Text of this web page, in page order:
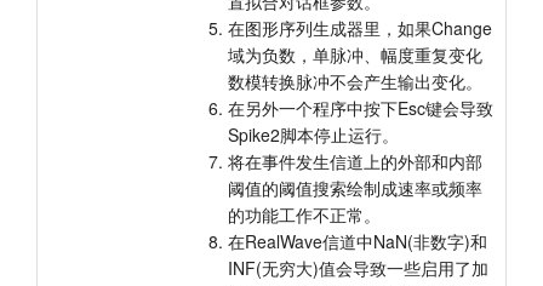
在图形序列生成器里，如果Change
域为负数，单脉冲、幅度重复变化
数模转换脉冲不会产生输出变化。
在另外一个程序中按下Esc键会导致
Spike2脚本停止运行。
将在事件发生信道上的外部和内部
阈值的阈值搜索绘制成速率或频率
的功能工作不正常。
在RealWave信道中NaN(非数字)和
INF(无穷大)值会导致一些启用了加